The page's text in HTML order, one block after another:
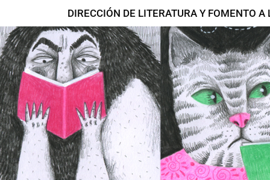
al
contenido
DIRECCIÓN DE LITERATURA Y FOMENTO A